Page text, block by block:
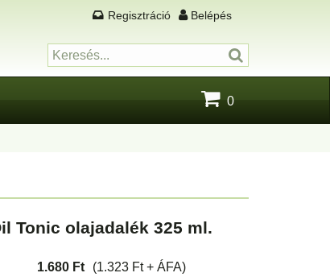
Regisztráció Belépés
0
Tonic olajadalék 325 ml.
1.680 Ft (1.323 Ft + ÁFA)